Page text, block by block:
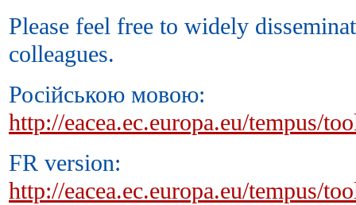
Please feel free to widely
colleagues.
Російською мовою:
http://eacea.ec.europa.eu/tempus/
FR version:
http://eacea.ec.europa.eu/tempus/